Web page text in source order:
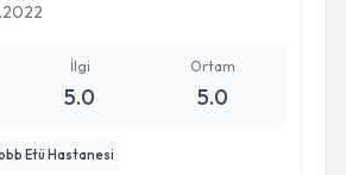
İlgi
5.0
Ortam
5.0
Etü Hastanesi